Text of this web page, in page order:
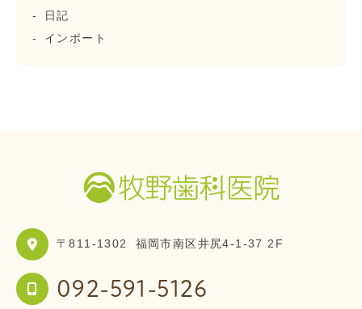
日記
インポート
〒811-1302 福岡市南区井尻4-1-37 2F
092-591-5126